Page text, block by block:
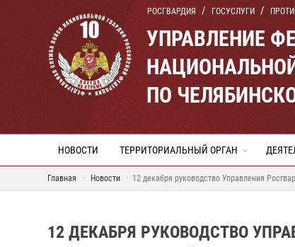
РОСГВАРДИЯ ГОСУСЛУГИ
УПРАВЛЕНИЕ
ПО
НОВОСТИ ТЕРРИТОРИАЛЬНЫЙ ОРГАН
Главная Новости 12 декабря руководство Управления
12 ДЕКАБРЯ РУКОВОДСТВО